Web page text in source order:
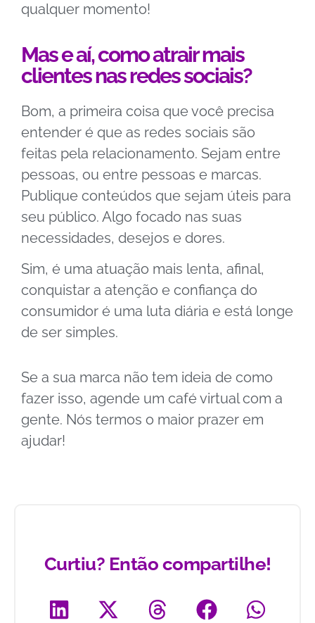
qualquer momento!
Mas e aí, como atrair mais
clientes nas redes sociais?
Bom, a primeira coisa que você precisa
entender é que as redes sociais são
feitas pela relacionamento. Sejam entre
pessoas, ou entre pessoas e marcas.
Publique conteúdos que sejam úteis para
seu público. Algo focado nas suas
necessidades, desejos e dores.
Sim, é uma atuação mais lenta, afinal,
conquistar a atenção e confiança do
consumidor é uma luta diária e está longe
de ser simples.
Se a sua marca não tem ideia de como
fazer isso, agende um café virtual com a
gente. Nós termos o maior prazer em
ajudar!
Curtiu? Então compartilhe!